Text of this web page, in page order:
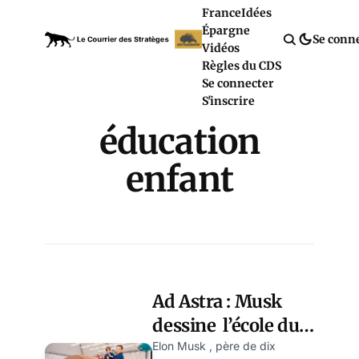
FranceIdées
Épargne
Vidéos
Règles du CDS
Se connecter
S'inscrire
Se
éducation
enfant
Ad Astra : Musk
dessine l’école du
futur
Elon Musk , père de dix